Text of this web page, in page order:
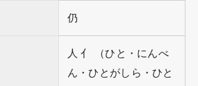
仍
人 亻 （ひと・にんべ
ん・ひとがしら・ひと